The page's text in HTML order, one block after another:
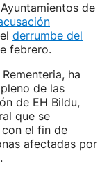
de
derrumbe del
febrero.
ha
de las
de EH Bildu,
que se
el fin de
afectadas por